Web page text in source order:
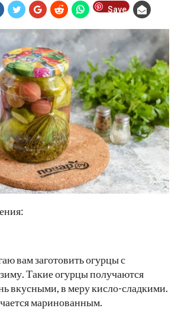
Save
вам заготовить огурцы с
Такие огурцы получаются
вкусными, в меру кисло-сладкими.
маринованным.